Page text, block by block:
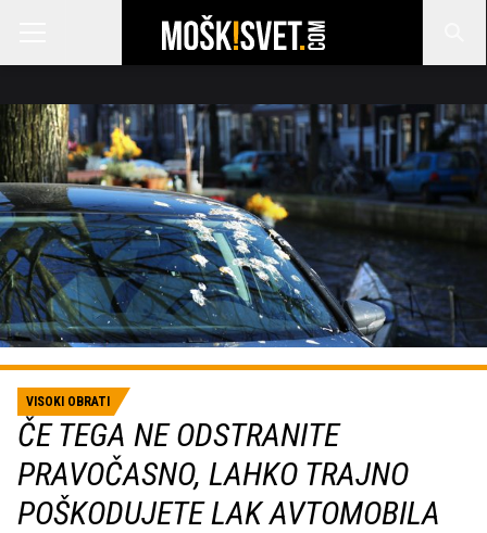
VISOKI OBRATI
ČE TEGA NE ODSTRANITE
PRAVOČASNO, LAHKO TRAJNO
POŠKODUJETE LAK AVTOMOBILA